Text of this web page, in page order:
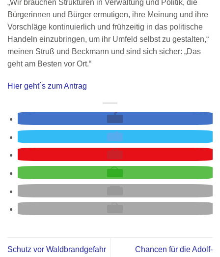
„Wir brauchen Strukturen in Verwaltung und Politik, die
Bürgerinnen und Bürger ermutigen, ihre Meinung und ihre
Vorschläge kontinuierlich und frühzeitig in das politische
Handeln einzubringen, um ihr Umfeld selbst zu gestalten,“
meinen Struß und Beckmann und sind sich sicher: „Das
geht am Besten vor Ort.“
Hier geht´s zum Antrag
Schutz vor Waldbrandgefahr Chancen für die Adolf-